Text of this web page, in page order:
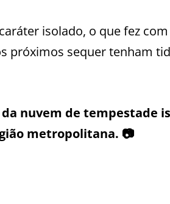
isolado, o que fez
próximos sequer tenham
nuvem de tempestade
metropolitana. 📷